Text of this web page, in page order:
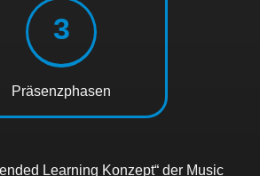
3
Präsenzphasen
Learning Konzept“ der Music